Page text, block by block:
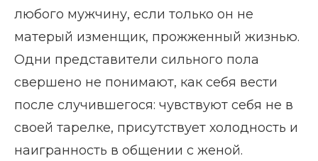
любого мужчину, если только он не
матерый изменщик, прожженный жизнью.
Одни представители сильного пола
свершено не понимают, как себя вести
после случившегося: чувствуют себя не в
своей тарелке, присутствует холодность и
наигранность в общении с женой.